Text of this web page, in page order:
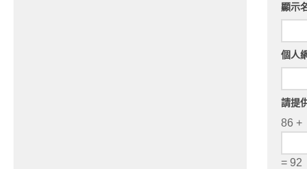
顯示
個人
請提
86 +
= 92